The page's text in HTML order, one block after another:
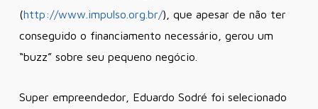
(http://www.impulso.org.br/), que apesar de não ter
conseguido o financiamento necessário, gerou um
“buzz” sobre seu pequeno negócio.
Super empreendedor, Eduardo Sodré foi selecionado